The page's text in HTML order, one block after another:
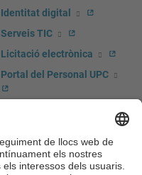
Identitat digital
Serveis TIC
Licitació electrònica
Portal del Personal UPC
UPCshop, marxandatge
Sala de premsa